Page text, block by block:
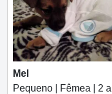
Mel
Pequeno | Fêmea | 2